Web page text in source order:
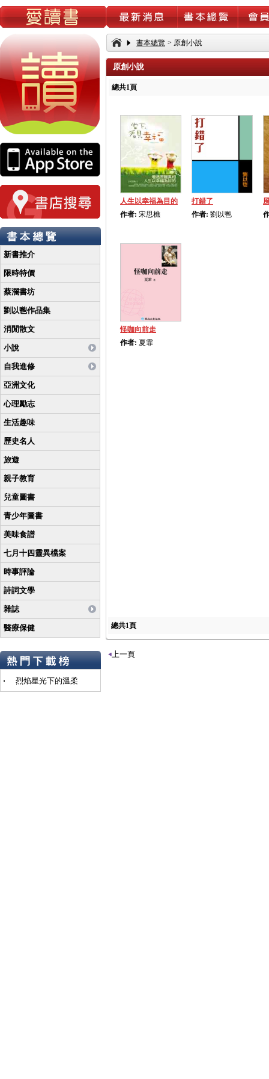
新書推介
限時特價
蔡瀾書坊
劉以鬯作品集
消閒散文
小說
自我進修
亞洲文化
心理勵志
生活趣味
歷史名人
旅遊
親子教育
兒童圖書
青少年圖書
美味食譜
七月十四靈異檔案
時事評論
詩詞文學
雜誌
醫療保健
烈焰星光下的溫柔
書本總覽 > 原創小說
原創小說
總共1頁
人生以幸福為目的
作者: 宋思樵
打錯了
作者: 劉以鬯
怪咖向前走
作者: 夏霏
總共1頁
上一頁